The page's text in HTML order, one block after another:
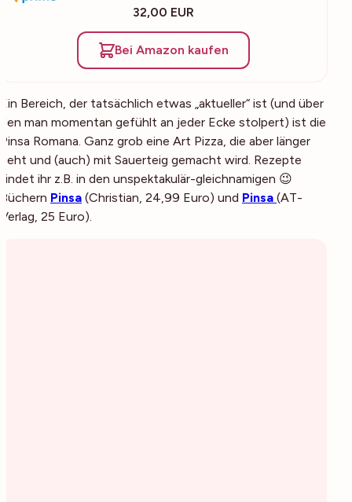
32,00 EUR
Bei Amazon kaufen
Ein Bereich, der tatsächlich etwas „aktueller“ ist (und über
den man momentan gefühlt an jeder Ecke stolpert) ist die
Pinsa Romana. Ganz grob eine Art Pizza, die aber länger
geht und (auch) mit Sauerteig gemacht wird. Rezepte
findet ihr z.B. in den unspektakulär-gleichnamigen 😉
Büchern Pinsa (Christian, 24,99 Euro) und Pinsa (AT-
Verlag, 25 Euro)